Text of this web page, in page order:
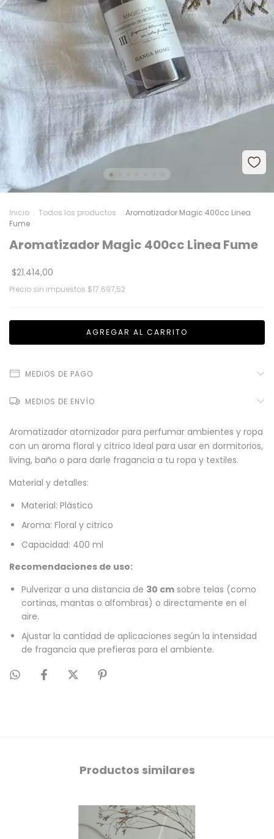
Inicio . Todos los productos . Aromatizador Magic 400cc Linea
Fume
Aromatizador Magic 400cc Linea Fume
$21.414,00
Precio sin impuestos $17.697,52
MEDIOS DE PAGO
MEDIOS DE ENVÍO
Aromatizador atomizador para perfumar ambientes y ropa
con un aroma floral y citrico Ideal para usar en dormitorios,
living, baño o para darle fragancia a tu ropa y textiles.
Material y detalles:
Material: Plástico
Aroma: Floral y citrico
Capacidad: 400 ml
Recomendaciones de uso:
Pulverizar a una distancia de 30 cm sobre telas (como
cortinas, mantas o alfombras) o directamente en el
aire.
Ajustar la cantidad de aplicaciones según la intensidad
de fragancia que prefieras para el ambiente.
Productos similares